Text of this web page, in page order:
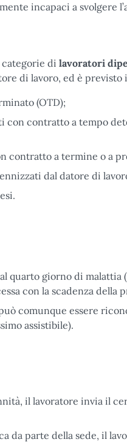
incapaci a svolgere
di lavoratori
di lavoro, ed è previsto
(OTD);
con contratto a tempo
contratto a termine o a
dal datore di
quarto giorno di
con la scadenza
comunque essere
assistibile).
il lavoratore invia il
da parte della sede, il